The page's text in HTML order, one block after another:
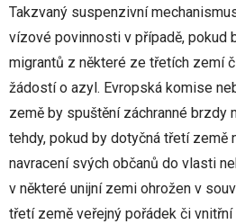
Takzvaný suspenzivní
vízové povinnosti v případě, pokud
migrantů z některé ze třetích zemí
žádostí o azyl. Evropská komise
země by spuštění záchranné brzdy
tehdy, pokud by dotyčná třetí země
navracení svých občanů do vlasti
v některé unijní zemi ohrožen v
třetí země veřejný pořádek či